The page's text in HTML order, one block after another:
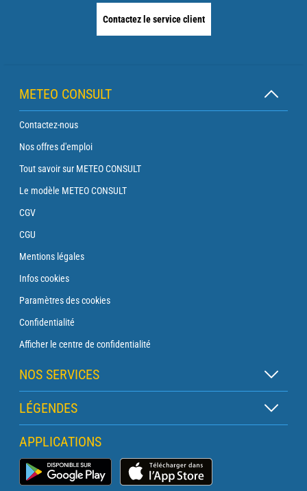
Contactez le service client
METEO CONSULT
Contactez-nous
Nos offres d'emploi
Tout savoir sur METEO CONSULT
Le modèle METEO CONSULT
CGV
CGU
Mentions légales
Infos cookies
Paramètres des cookies
Confidentialité
Afficher le centre de confidentialité
NOS SERVICES
Abonnement Zen
Abonnement Balise
Abonnement Traversée
Abonnement Phare
LÉGENDES
Légende des cartes
Légende des pictogrammes
Glossaire
APPLICATIONS
Application Météo Marine